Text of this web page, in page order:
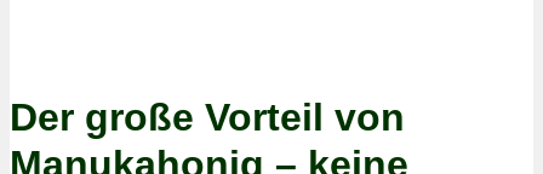
Der große Vorteil von
Manukahonig – keine